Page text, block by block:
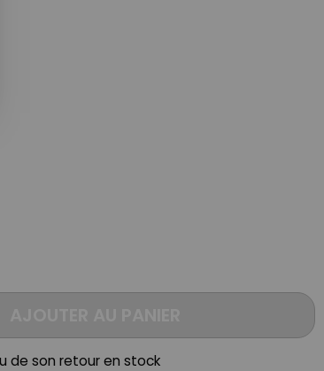
de son retour en stock